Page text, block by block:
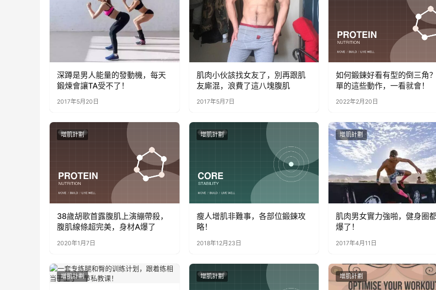
深蹲是男人能量的發動機，每天
鍛煉會讓TA受不了！
2017年5月20日
肌肉小伙該找女友了，別再跟肌
友廝混，浪費了這八塊腹肌
2017年5月7日
如何鍛鍊好看有型的倒三角
單的這些動作，一看就會！
2022年2月20日
增肌計劃
38歲胡歌首露腹肌上演繃帶殺，
腹肌線條超完美，身材A爆了
2020年1月7日
增肌計劃
瘦人增肌非難事，各部位鍛鍊攻
略！
2018年12月23日
增肌計劃
肌肉男女實力強啪，健身圈
爆了！
2017年4月11日
增肌計劃 增肌計劃 增肌計劃